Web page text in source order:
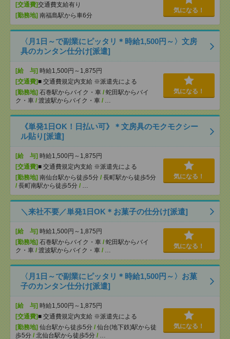
[交通費]交通費支給有り
[勤務地] 南福島駅から車6分
気になる！
〈月1日～で副業にピッタリ＊時給1,500円～〉文房
具のカンタン仕分け[派遣]
[給 与] 時給1,500円～1,875円
[交通費]■ 交通費規定内支給 ※派遣先による
[勤務地] 石巻駅からバイク・車 / 蛇田駅からバイ
ク・車 / 渡波駅からバイク・車 /
気になる！
《単発1日OK！日払い可》＊文房具のモクモクシー
ル貼り[派遣]
[給 与] 時給1,500円～1,875円
[交通費]■ 交通費規定内支給 ※派遣先による
[勤務地] 南仙台駅から徒歩5分 / 長町駅から徒歩5分
/ 長町南駅から徒歩5分 /
気になる！
＼来社不要／単発1日OK＊お菓子の仕分け[派遣]
[給 与] 時給1,500円～1,875円
[勤務地] 石巻駅からバイク・車 / 蛇田駅からバイ
ク・車 / 渡波駅からバイク・車 /
気になる！
〈月1日～で副業にピッタリ＊時給1,500円～〉お菓
子のカンタン仕分け[派遣]
[給 与] 時給1,500円～1,875円
[交通費]■ 交通費規定内支給 ※派遣先による
[勤務地] 仙台駅から徒歩5分 / 仙台(地下鉄)駅から徒
歩5分 / 北仙台駅から徒歩5分 /
気になる！